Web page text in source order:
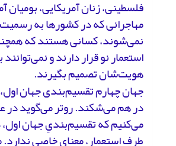
فلسطینی، زنان آمریکایی، بومیان
مهاجرانی که در کشورها به
نمی‌شوند، کسانی هستند که
استعمار نو قرار دارند و نمی‌توانند
هویت‌شان تصمیم بگیرند.
جهان چهارم تقسیم‌بندی جهان
در هم می‌شکند. روتر می‌گوید در
می‌کنیم که تقسیم‌بندی‌ِ جهان
طرف استعمار، معنای خاصی ندارد.